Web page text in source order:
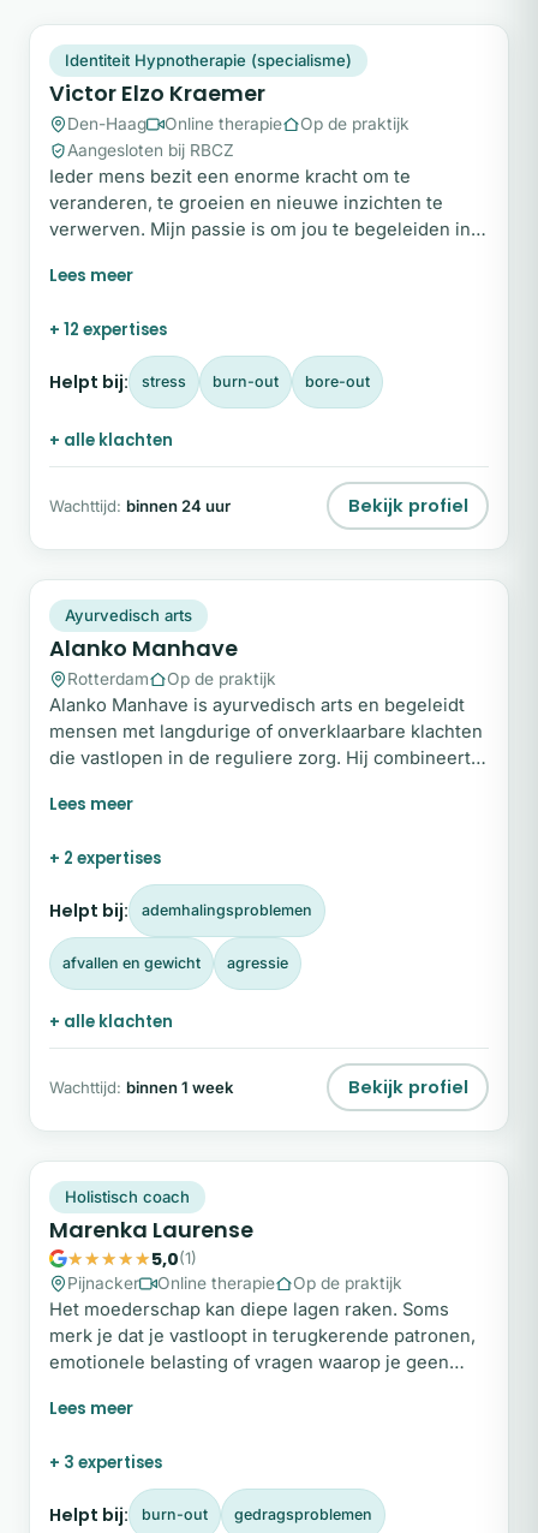
VE
Snel beschikbaar
Identiteit Hypnotherapie (specialisme)
Victor Elzo Kraemer
Den-Haag Online therapie
Op de praktijk
Aangesloten bij RBCZ
Ieder mens bezit een enorme kracht om te
veranderen, te groeien en nieuwe inzichten te
verwerven. Mijn passie is om jou te begeleiden in
geven aan jouw leven en stappen durft te zetten
ik je kan helpen? Vul dan het contactformulier op
deze pagina in, en ik neem snel contact met je op!
Persoonlijk Mijn naam is Victor.
+ 12 expertises
Helpt bij: stress burn-out bore-out
+ alle klachten
Wachttijd: binnen 24 uur Bekijk profiel
Snel beschikbaar
Ayurvedisch arts
Alanko Manhave
Rotterdam Op de praktijk
Alanko Manhave is ayurvedisch arts en begeleidt
mensen met langdurige of onverklaarbare klachten
die vastlopen in de reguliere zorg. Hij combineert
polsdiagnose om inzicht te geven in de
+ 2 expertises
Helpt bij: ademhalingsproblemen
afvallen en gewicht agressie
+ alle klachten
Wachttijd: binnen 1 week Bekijk profiel
Snel beschikbaar
Holistisch coach
Marenka Laurense
5,0(1)
Pijnacker
Online therapie Op de praktijk
Het moederschap kan diepe lagen raken. Soms
merk je dat je vastloopt in terugkerende patronen,
emotionele belasting of vragen waarop je geen
tijd veel, voel je je uitgeput of ervaar je een gemis
begeleiding helpt Marenka moeders om met
bewustzijn te kijken naar wat zich aandient, zonder
oordeel en zonder haast.
+ 3 expertises
Helpt bij: burn-out gedragsproblemen